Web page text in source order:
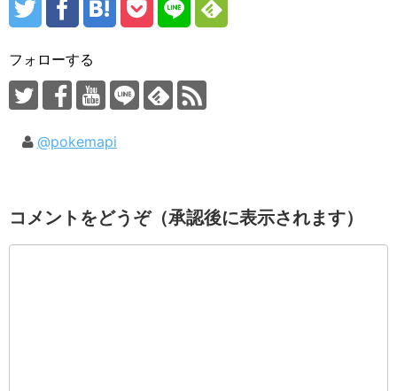
フォローする
@pokemapi
コメントをどうぞ（承認後に表示されます）